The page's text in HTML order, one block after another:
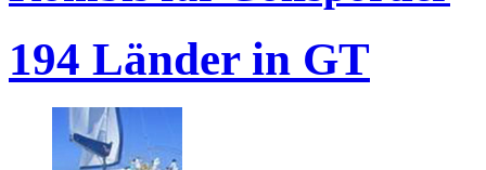
194 Länder in GT